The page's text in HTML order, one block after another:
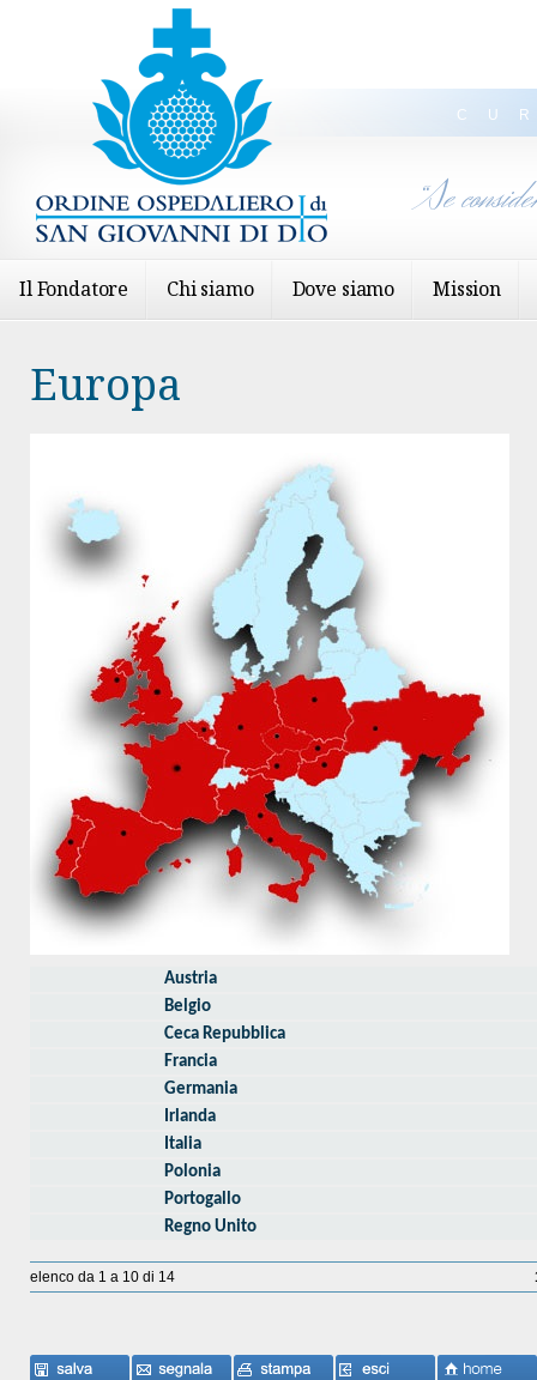
Il Fondatore Chi siamo Dove siamo Mission
“Se
Europa
Austria
Belgio
Ceca Repubblica
Francia
Germania
Irlanda
Italia
Polonia
Portogallo
Regno Unito
elenco da 1 a 10 di 14